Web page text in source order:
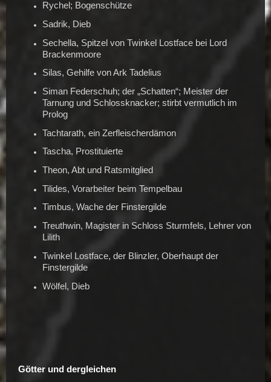
Rychel; Bogenschütze
Sadrik, Dieb
Sechella, Spitzel von Twinkel Lostface bei Lord
Brackenmoore
Silas, Gehilfe von Ark Tadelius
Siman Federschuh; der „Schatten“; Meister der
Tarnung und Schlossknacker; stirbt vermutlich im
Prolog
Tachtarath, ein Zerfleischerdämon
Tascha, Prostituierte
Theon, Abt und Ratsmitglied
Tilides, Vorarbeiter beim Tempelbau
Timbus, Wache der Finstergilde
Treuthwin, Magister in Schloss Sturmfels, Lehrer von
Lilith
Twinkel Lostface, der Blinzler, Oberhaupt der
Finstergilde
Wölfel, Dieb
Götter und dergleichen